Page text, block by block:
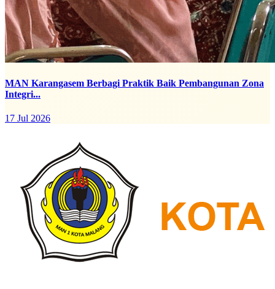
MAN Karangasem Berbagi Praktik Baik Pembangunan Zona
Integri...
17 Jul 2026